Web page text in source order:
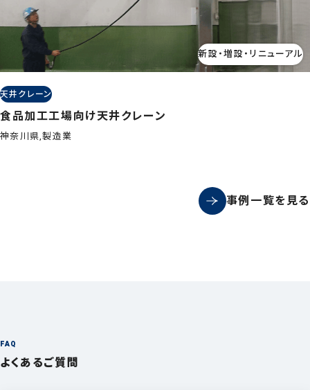
新設・増設・リニューアル
天井クレーン
食品加工工場向け天井クレーン
神奈川県,製造業
事例一覧を見る
FAQ
よくあるご質問